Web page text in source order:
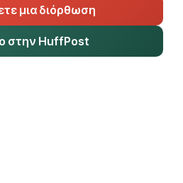
μια διόρθωση
στην HuffPost